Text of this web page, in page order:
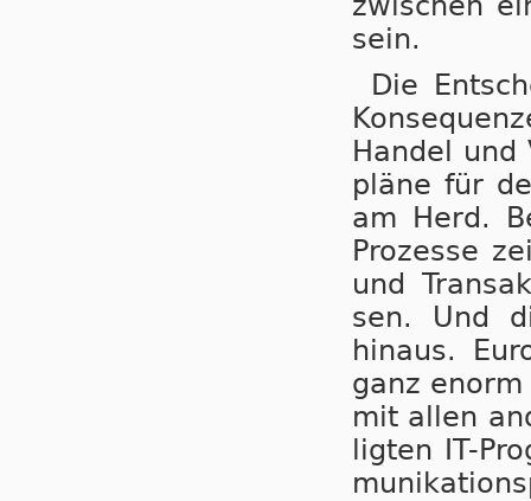
sein.
Die
Han­del
plä­ne für
am Herd.
Pro­zes­se
und
sen. Und
hinaus.
ganz
mit allen
lig­ten IT-